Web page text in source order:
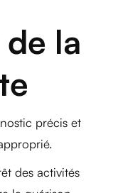
la
précis et
des activités